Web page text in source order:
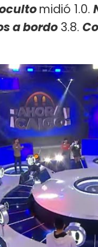
midió 1.0.
a bordo 3.8.